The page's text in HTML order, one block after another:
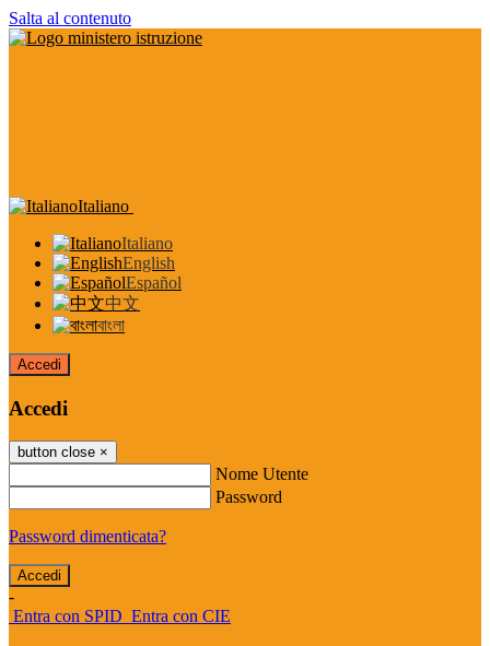
Salta al contenuto
Italiano
Italiano
English
Español
中文
বাংলা
Accedi
Accedi
button close ×
Nome Utente
Password
Password dimenticata?
-
Entra con SPID Entra con CIE